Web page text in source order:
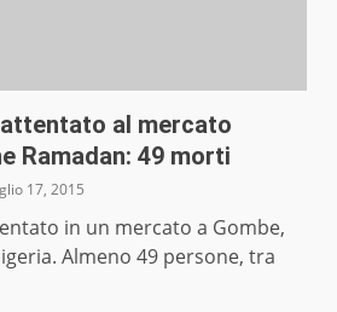
al mercato
Ramadan: 49 morti
17, 2015
in un mercato a Gombe,
Almeno 49 persone, tra